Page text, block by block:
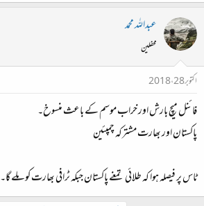
عبداللہ محمد
محفلین
اکتوبر 28، 2018
فائنل میچ بارش اور خراب موسم کے باعث منسوخ۔
پاکستان اور بھارت مشترکہ چمپئین
ٹاس پر فیصلہ ہوا کہ طلائی تمغے پاکستان جبکہ ٹرافی بھارت کو ملے گا۔